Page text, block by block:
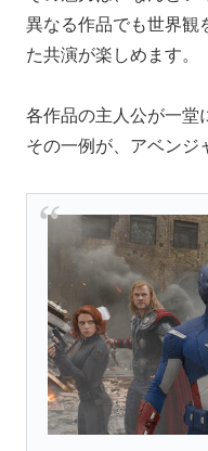
異なる作品でも世界観
た共演が楽しめます。
各作品の主人公が一堂
その一例が、アベンジ